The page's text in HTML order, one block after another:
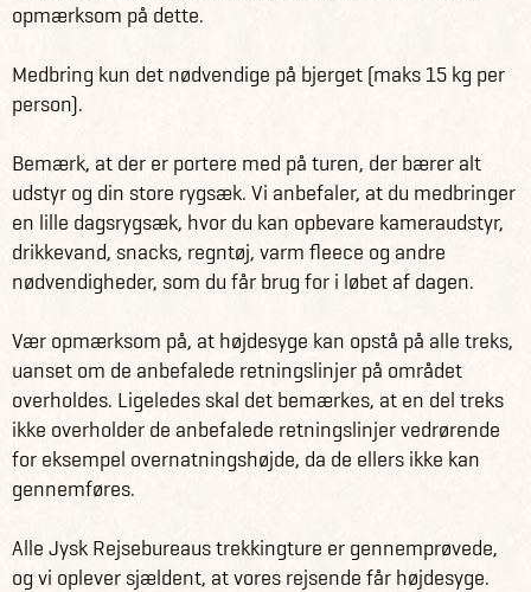
opmærksom på dette.
Medbring kun det nødvendige på bjerget (maks 15 kg per
person).
Bemærk, at der er portere med på turen, der bærer alt
udstyr og din store rygsæk. Vi anbefaler, at du medbringer
en lille dagsrygsæk, hvor du kan opbevare kameraudstyr,
drikkevand, snacks, regntøj, varm fleece og andre
nødvendigheder, som du får brug for i løbet af dagen.
Vær opmærksom på, at højdesyge kan opstå på alle treks,
uanset om de anbefalede retningslinjer på området
overholdes. Ligeledes skal det bemærkes, at en del treks
ikke overholder de anbefalede retningslinjer vedrørende
for eksempel overnatningshøjde, da de ellers ikke kan
gennemføres.
Alle Jysk Rejsebureaus trekkingture er gennemprøvede,
og vi oplever sjældent, at vores rejsende får højdesyge.